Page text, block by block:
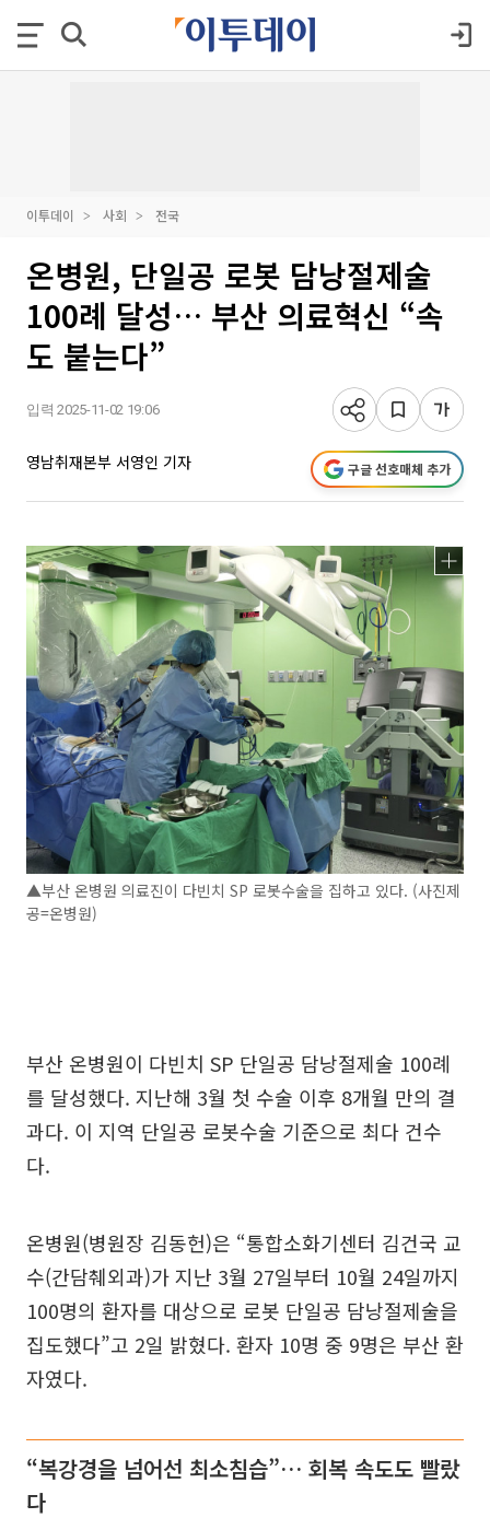
이투데이 사회 전국
온병원, 단일공 로봇 담낭절제술
100례 달성… 부산 의료혁신 “속
도 붙는다”
입력 2025-11-02 19:06
영남취재본부 서영인 기자 구글 선호매체 추가
▲부산 온병원 의료진이 다빈치 SP 로봇수술을 집하고 있다. (사진제
공=온병원)
부산 온병원이 다빈치 SP 단일공 담낭절제술 100례
를 달성했다. 지난해 3월 첫 수술 이후 8개월 만의 결
과다. 이 지역 단일공 로봇수술 기준으로 최다 건수
다.
온병원(병원장 김동헌)은 “통합소화기센터 김건국 교
수(간담췌외과)가 지난 3월 27일부터 10월 24일까지
100명의 환자를 대상으로 로봇 단일공 담낭절제술을
집도했다”고 2일 밝혔다. 환자 10명 중 9명은 부산 환
자였다.
“복강경을 넘어선 최소침습”… 회복 속도도 빨랐
다